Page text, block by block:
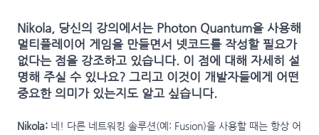
Nikola, 당신의 강의에서는 Photon Quantum을 사용해
멀티플레이어 게임을 만들면서 넷코드를 작성할 필요가
없다는 점을 강조하고 있습니다. 이 점에 대해 자세히 설
명해 주실 수 있나요? 그리고 이것이 개발자들에게 어떤
중요한 의미가 있는지도 알고 싶습니다.
Nikola:네! 다른 네트워킹 솔루션(예: Fusion)을 사용할 때는 항상 어